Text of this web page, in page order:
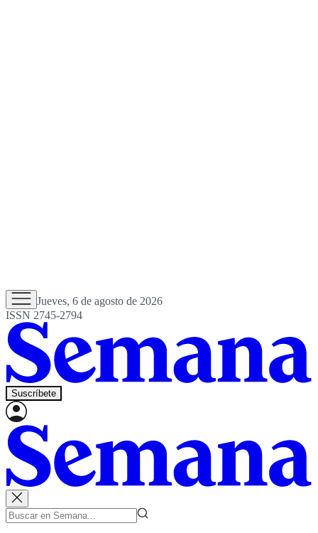
Jueves, 6 de agosto de 2026
ISSN 2745-2794
Suscríbete